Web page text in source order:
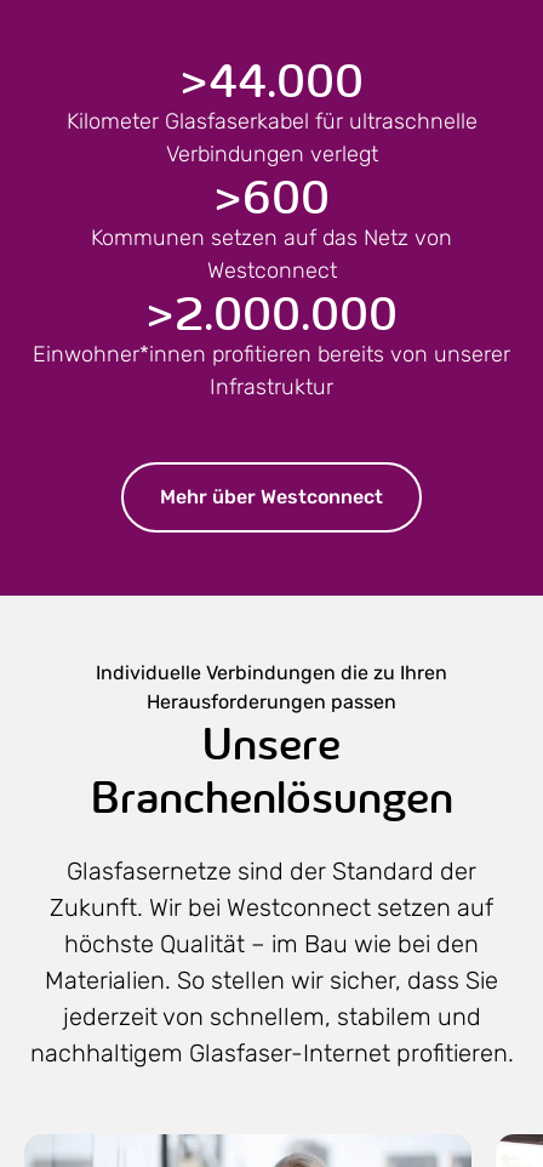
>44.000
Kilometer Glasfaserkabel für ultraschnelle
Verbindungen verlegt
>600
Kommunen setzen auf das Netz von
Westconnect
>2.000.000
Einwohner*innen profitieren bereits von unserer
Infrastruktur
Mehr über Westconnect
Individuelle Verbindungen die zu Ihren
Herausforderungen passen
Unsere
Branchenlösungen
Glasfasernetze sind der Standard der
Zukunft. Wir bei Westconnect setzen auf
höchste Qualität – im Bau wie bei den
Materialien. So stellen wir sicher, dass Sie
jederzeit von schnellem, stabilem und
nachhaltigem Glasfaser-Internet profitieren.